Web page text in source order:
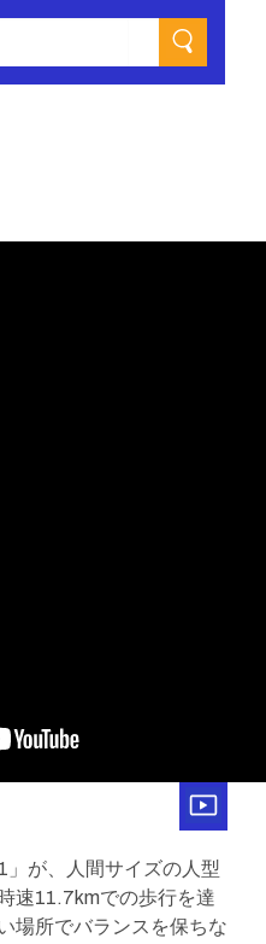
が、人間サイズの人型
速11.7kmでの歩行を達
場所でバランスを保ちな